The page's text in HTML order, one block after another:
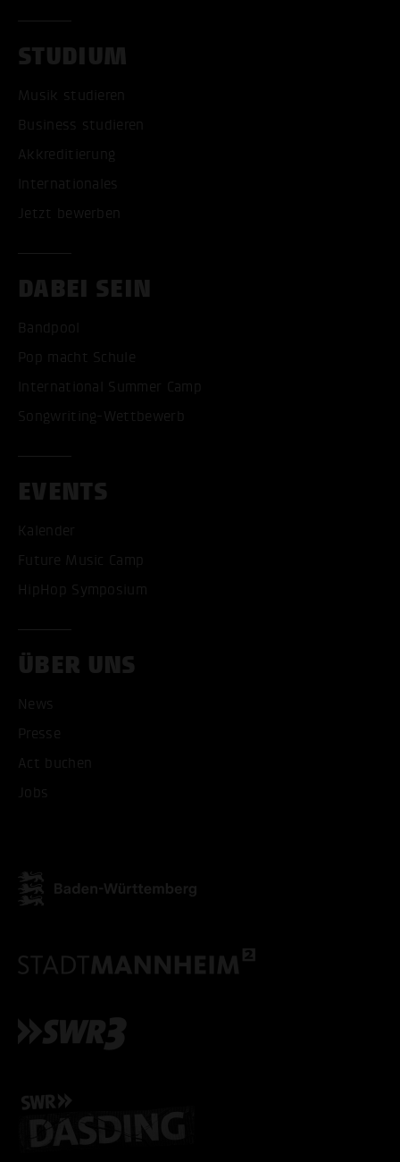
STUDIUM
Musik studieren
Business studieren
Akkreditierung
Internationales
Jetzt bewerben
DABEI SEIN
Bandpool
Pop macht Schule
International Summer Camp
Songwriting-Wettbewerb
EVENTS
Kalender
Future Music Camp
HipHop Symposium
ÜBER UNS
News
Presse
Act buchen
Jobs